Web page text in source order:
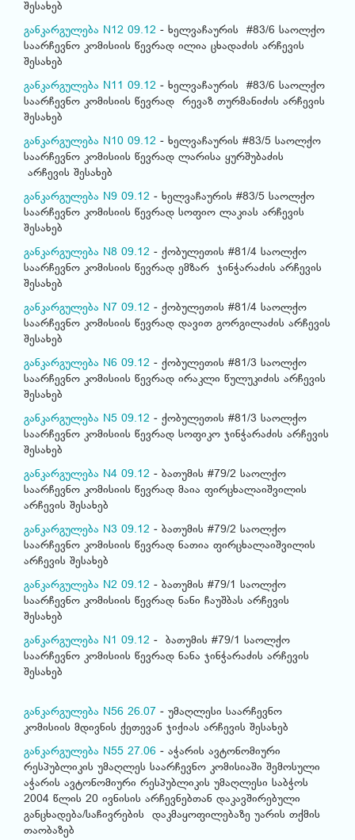
შესახებ
განკარგულება N12 09.12 - ხელვაჩაურის #83/6 საოლქო
საარჩევნო კომისიის წევრად ილია ცხადაძის არჩევის
შესახებ
განკარგულება N11 09.12 - ხელვაჩაურის #83/6 საოლქო
საარჩევნო კომისიის წევრად რევაზ თურმანიძის არჩევის
შესახებ
განკარგულება N10 09.12 - ხელვაჩაურის #83/5 საოლქო
საარჩევნო კომისიის წევრად ლარისა ყურშუბაძის
არჩევის შესახებ
განკარგულება N9 09.12 - ხელვაჩაურის #83/5 საოლქო
საარჩევნო კომისიის წევრად სოფიო ლაკიას არჩევის
შესახებ
განკარგულება N8 09.12 - ქობულეთის #81/4 საოლქო
საარჩევნო კომისიის წევრად ემზარ ჯინჭარაძის არჩევის
შესახებ
განკარგულება N7 09.12 - ქობულეთის #81/4 საოლქო
საარჩევნო კომისიის წევრად დავით გორგილაძის არჩევის
შესახებ
განკარგულება N6 09.12 - ქობულეთის #81/3 საოლქო
საარჩევნო კომისიის წევრად ირაკლი წულუკიძის არჩევის
შესახებ
განკარგულება N5 09.12 - ქობულეთის #81/3 საოლქო
საარჩევნო კომისიის წევრად სოფიკო ჯინჭარაძის არჩევის
შესახებ
განკარგულება N4 09.12 - ბათუმის #79/2 საოლქო
საარჩევნო კომისიის წევრად მაია ფირცხალაიშვილის
არჩევის შესახებ
განკარგულება N3 09.12 - ბათუმის #79/2 საოლქო
საარჩევნო კომისიის წევრად ნათია ფირცხალაიშვილის
არჩევის შესახებ
განკარგულება N2 09.12 - ბათუმის #79/1 საოლქო
საარჩევნო კომისიის წევრად ნანი ჩაუშბას არჩევის
შესახებ
განკარგულება N1 09.12 - ბათუმის #79/1 საოლქო
საარჩევნო კომისიის წევრად ნანა ჯინჭარაძის არჩევის
შესახებ
განკარგულება N56 26.07 - უმაღლესი საარჩევნო
კომისიის მდივნის ქეთევან ჯიქიას არჩევის შესახებ
განკარგულება N55 27.06 - აჭარის ავტონომიური
რესპუბლიკის უმაღლეს საარჩევნო კომისიაში შემოსული
აჭარის ავტონომიური რესპუბლიკის უმაღლესი საბჭოს
2004 წლის 20 ივნისის არჩევნებთან დაკავშირებული
განცხადება/საჩივრების დაკმაყოფილებაზე უარის თქმის
თაობაზებ